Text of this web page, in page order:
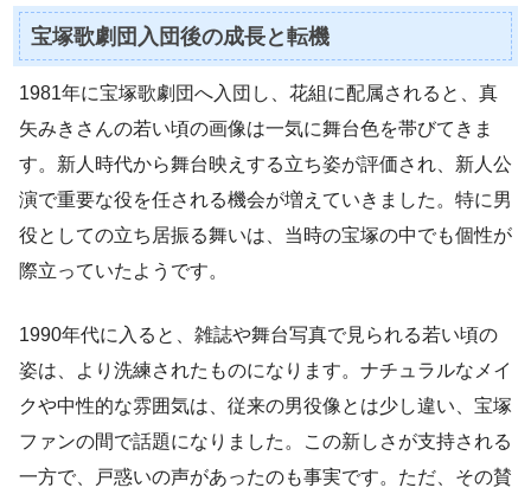
宝塚歌劇団入団後の成長と転機
1981年に宝塚歌劇団へ入団し、花組に配属されると、真
矢みきさんの若い頃の画像は一気に舞台色を帯びてきま
す。新人時代から舞台映えする立ち姿が評価され、新人公
演で重要な役を任される機会が増えていきました。特に男
役としての立ち居振る舞いは、当時の宝塚の中でも個性が
際立っていたようです。
1990年代に入ると、雑誌や舞台写真で見られる若い頃の
姿は、より洗練されたものになります。ナチュラルなメイ
クや中性的な雰囲気は、従来の男役像とは少し違い、宝塚
ファンの間で話題になりました。この新しさが支持される
一方で、戸惑いの声があったのも事実です。ただ、その賛